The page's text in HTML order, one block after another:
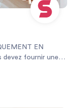
EN
habitation+++